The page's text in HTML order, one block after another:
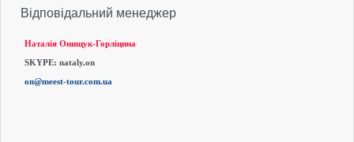
Відповідальний менеджер
Наталія Онищук-Горліцина
SKYPE: nataly.on
on@meest-tour.com.ua